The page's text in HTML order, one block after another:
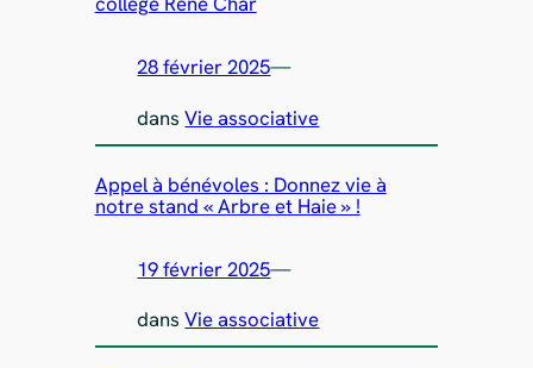
28 février 2025—
dansVie associative
Appel à bénévoles : Donnez vie à
notre stand « Arbre et Haie » !
19 février 2025—
dansVie associative